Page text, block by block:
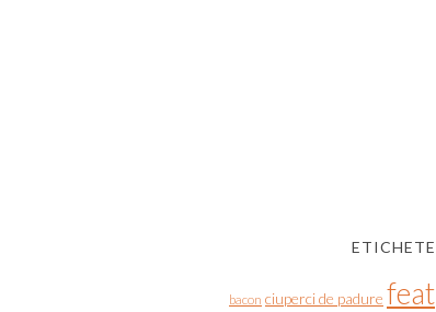
ETICHETE
bacon ciuperci de padure feat